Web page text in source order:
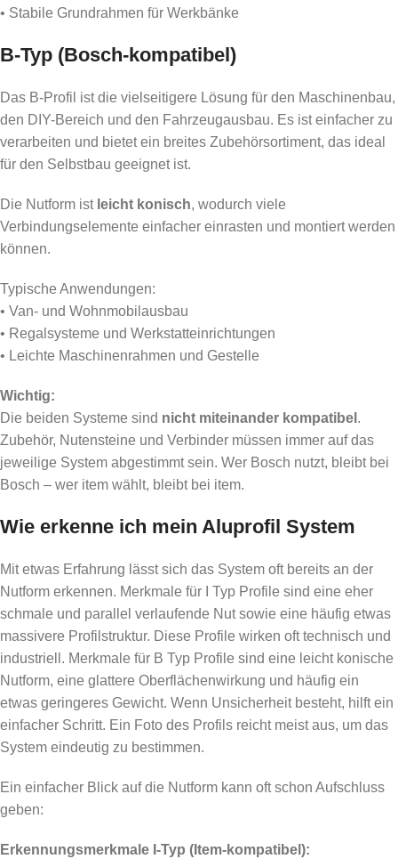
• Stabile Grundrahmen für Werkbänke
B-Typ (Bosch-kompatibel)
Das B-Profil ist die vielseitigere Lösung für den Maschinenbau,
den DIY-Bereich und den Fahrzeugausbau. Es ist einfacher zu
verarbeiten und bietet ein breites Zubehörsortiment, das ideal
für den Selbstbau geeignet ist.
Die Nutform ist leicht konisch, wodurch viele
Verbindungselemente einfacher einrasten und montiert werden
können.
Typische Anwendungen:
• Van- und Wohnmobilausbau
• Regalsysteme und Werkstatteinrichtungen
• Leichte Maschinenrahmen und Gestelle
Wichtig:
Die beiden Systeme sind nicht miteinander kompatibel .
Zubehör, Nutensteine und Verbinder müssen immer auf das
jeweilige System abgestimmt sein. Wer Bosch nutzt, bleibt bei
Bosch – wer item wählt, bleibt bei item.
Wie erkenne ich mein Aluprofil System
Mit etwas Erfahrung lässt sich das System oft bereits an der
Nutform erkennen. Merkmale für I Typ Profile sind eine eher
schmale und parallel verlaufende Nut sowie eine häufig etwas
massivere Profilstruktur. Diese Profile wirken oft technisch und
industriell. Merkmale für B Typ Profile sind eine leicht konische
Nutform, eine glattere Oberflächenwirkung und häufig ein
etwas geringeres Gewicht. Wenn Unsicherheit besteht, hilft ein
einfacher Schritt. Ein Foto des Profils reicht meist aus, um das
System eindeutig zu bestimmen.
Ein einfacher Blick auf die Nutform kann oft schon Aufschluss
geben:
Erkennungsmerkmale I-Typ (Item-kompatibel):